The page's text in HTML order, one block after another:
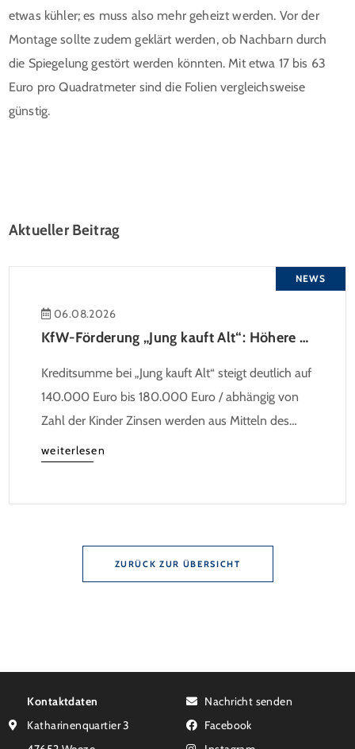
etwas kühler; es muss also mehr geheizt werden. Vor der
Montage sollte zudem geklärt werden, ob Nachbarn durch
die Spiegelung gestört werden könnten. Mit etwa 17 bis 63
Euro pro Quadrat­meter sind die Folien vergleichsweise
günstig.
Aktueller Beitrag
NEWS
06.08.2026
KfW-Förderung „Jung kauft Alt“: Höhere Kredite ab August 2026
Kreditsumme bei „Jung kauft Alt“ steigt deutlich auf
140.000 Euro bis 180.000 Euro / abhängig von
Zahl der Kinder Zinsen werden aus Mitteln des
Bundes verbilligt: Heutiger Zins bei 0,53 Prozent
weiterlesen
ZURÜCK ZUR ÜBERSICHT
Kontaktdaten
Katharinenquartier 3
Nachricht senden
Facebook